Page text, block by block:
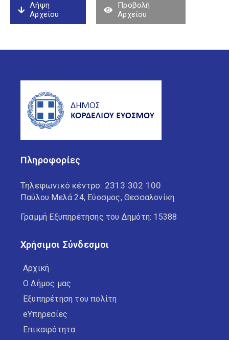
Λήψη
Αρχείου
Προβολή
Αρχείου
Πληροφορίες
Τηλεφωνικό κέντρο: 2313 302 100
Παύλου Μελά 24, Εύοσμος, Θεσσαλονίκη
Γραμμή Εξυπηρέτησης του Δημότη: 15388
Χρήσιμοι Σύνδεσμοι
Αρχική
Ο Δήμος μας
Εξυπηρέτηση του πολίτη
eΥπηρεσίες
Επικαιρότητα